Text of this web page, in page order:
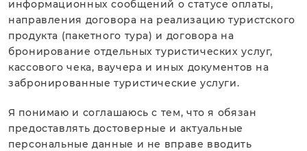
информационных сообщений о статусе оплаты,
направления договора на реализацию туристского
продукта (пакетного тура) и договора на
бронирование отдельных туристических услуг,
кассового чека, ваучера и иных документов на
забронированные туристические услуги.
Я понимаю и соглашаюсь с тем, что я обязан
предоставлять достоверные и актуальные
персональные данные и не вправе вводить